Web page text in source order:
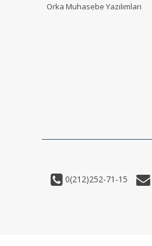
Orka Muhasebe Yazılımları
0(212)252-71-15